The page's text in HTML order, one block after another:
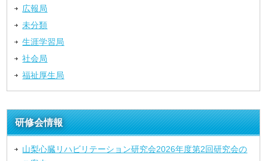
広報局
未分類
生涯学習局
社会局
福祉厚生局
研修会情報
山梨心臓リハビリテーション研究会2026年度第2回研究会の